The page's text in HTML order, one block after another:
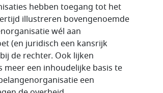
hebben toegang tot het
illustreren bovengenoemde
wél aan
(en juridisch een kansrijk
de rechter. Ook lijken
meer een inhoudelijke basis te
een